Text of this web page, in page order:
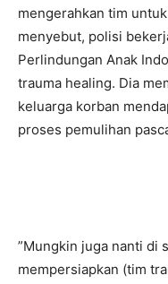
mengerahkan tim
menyebut, polisi
Perlindungan Anak
trauma healing. Dia
keluarga korban
proses pemulihan
”Mungkin juga nanti di
mempersiapkan (tim